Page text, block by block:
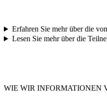
Erfahren Sie mehr über die
Lesen Sie mehr über die
WIE WIR INFORMATIONEN